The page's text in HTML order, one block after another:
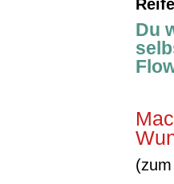
Reife
Du